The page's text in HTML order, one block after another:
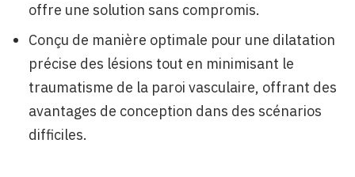
offre une solution sans compromis.
Conçu de manière optimale pour une dilatation
précise des lésions tout en minimisant le
traumatisme de la paroi vasculaire, offrant des
avantages de conception dans des scénarios
difficiles.